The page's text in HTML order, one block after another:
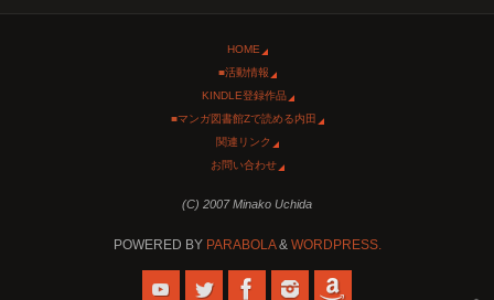
HOME
■活動情報
KINDLE登録作品
■マンガ図書館Zで読める内田
関連リンク
お問い合わせ
(C) 2007 Minako Uchida
POWERED BY PARABOLA& WORDPRESS.